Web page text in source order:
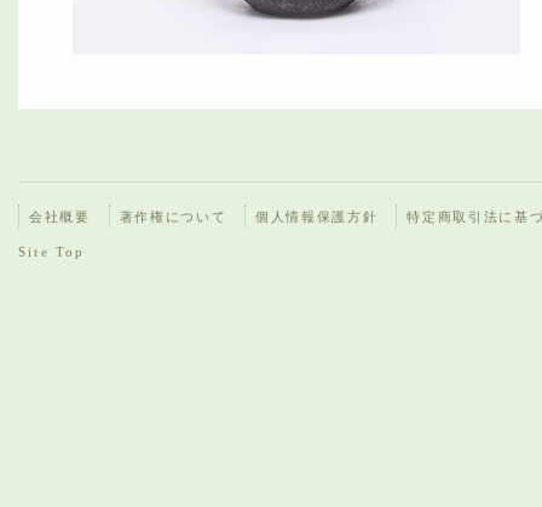
会社概要 著作権について 個人情報保護方針 特定商取引法に基
Site Top